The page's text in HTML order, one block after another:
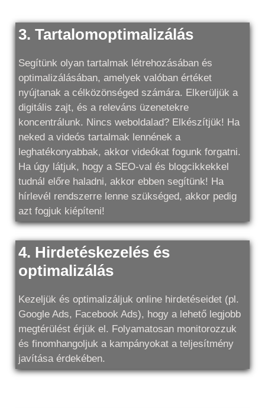
3. Tartalomoptimalizálás
Segítünk olyan tartalmak létrehozásában és
optimalizálásában, amelyek valóban értéket
nyújtanak a célközönséged számára. Elkerüljük a
digitális zajt, és a releváns üzenetekre
koncentrálunk. Nincs weboldalad? Elkészítjük! Ha
neked a videós tartalmak lennének a
leghatékonyabbak, akkor videókat fogunk forgatni.
Ha úgy látjuk, hogy a SEO-val és blogcikkekkel
tudnál előre haladni, akkor ebben segítünk! Ha
hírlevél rendszerre lenne szükséged, akkor pedig
azt fogjuk kiépíteni!
4. Hirdetéskezelés és
optimalizálás
Kezeljük és optimalizáljuk online hirdetéseidet (pl.
Google Ads, Facebook Ads), hogy a lehető legjobb
megtérülést érjük el. Folyamatosan monitorozzuk
és finomhangoljuk a kampányokat a teljesítmény
javítása érdekében.